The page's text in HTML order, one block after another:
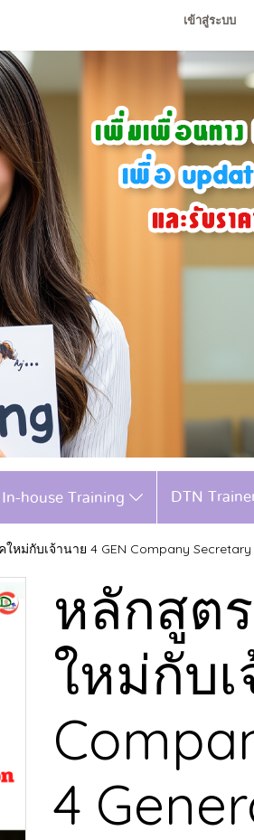
เข้าสู่ระบบ
In-house Training DTN
หม่กับเจ้านาย 4 GEN Company
หลักสูต
ใหม่กับเ
4